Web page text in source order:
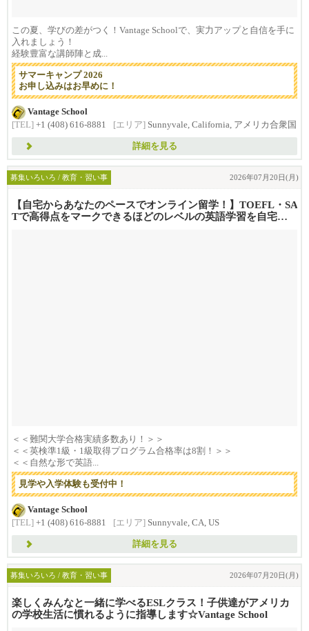
この夏、学びの差がつく！Vantage Schoolで、実力アップと自信を手に
入れましょう！
経験豊富な講師陣と成...
サマーキャンプ 2026
お申し込みはお早めに！
Vantage School
[TEL] +1 (408) 616-8881 [エリア] Sunnyvale, California, アメリカ合衆国
詳細を見る
募集いろいろ / 教育・習い事 2026年07月20日(月)
【自宅からあなたのペースでオンライン留学！】TOEFL・SA
Tで高得点をマークできるほどのレベルの英語学習を自宅
＜＜難関大学合格実績多数あり！＞＞
＜＜英検準1級・1級取得プログラム合格率は8割！＞＞
＜＜自然な形で英語...
見学や入学体験も受付中！
Vantage School
[TEL] +1 (408) 616-8881 [エリア] Sunnyvale, CA, US
詳細を見る
募集いろいろ / 教育・習い事 2026年07月20日(月)
楽しくみんなと一緒に学べるESLクラス！子供達がアメリカ
の学校生活に慣れるように指導します☆Vantage School